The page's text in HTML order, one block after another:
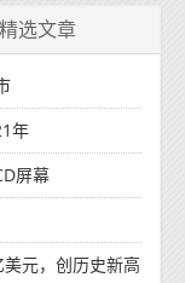
精选文章
年
屏幕
元，创历史新高